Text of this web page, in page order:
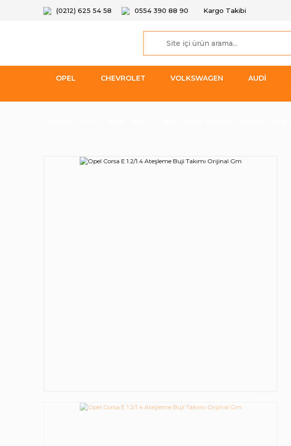
(0212) 625 54 58 0554 390 88 90 Kargo Takibi
OPEL CHEVROLET VOLKSWAGEN AUDİ